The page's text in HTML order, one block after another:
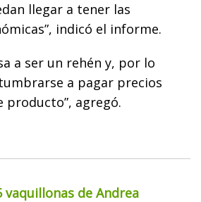
llegar a tener las
indicó el informe.
a ser un rehén y, por lo
a pagar precios
producto”, agregó.
vaquillonas de Andrea